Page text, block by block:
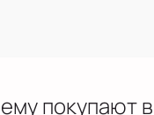
покупают в